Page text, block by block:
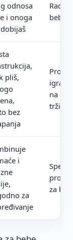
odnosa
i onoga
bebe
pliš,
bez
na
tržištu
i
za
za